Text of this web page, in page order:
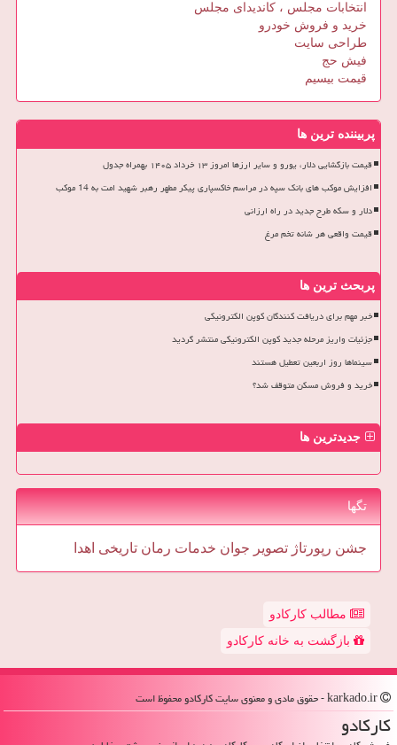
انتخابات مجلس ، کاندیدای مجلس
خرید و فروش خودرو
طراحی سایت
فیش حج
قیمت بیسیم
پربیننده ترین ها
قیمت بازگشایی دلار، یورو و سایر ارزها امروز ۱۳ خرداد ۱۴۰۵ بهمراه جدول
افزایش موکب های بانک سپه در مراسم خاکسپاری پیکر مطهر رهبر شهید امت به 14 موکب
دلار و سکه طرح جدید در راه ارزانی
قیمت واقعی هر شانه تخم مرغ
پربحث ترین ها
خبر مهم برای دریافت کنندگان کوپن الکترونیکی
جزئیات واریز مرحله جدید کوپن الکترونیکی منتشر گردید
سینماها روز اربعین تعطیل هستند
خرید و فروش مسکن متوقف شد؟
جدیدترین ها
تگها
جشن رپورتاژ تصویر جوان خدمات رمان تاریخی اهدا
مطالب کارکادو
بازگشت به خانه کارکادو
كاركادو